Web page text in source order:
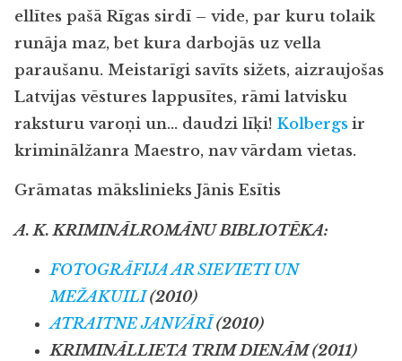
ellītes pašā Rīgas sirdī – vide, par kuru tolaik
runāja maz, bet kura darbojās uz vella
paraušanu. Meistarīgi savīts sižets, aizraujošas
Latvijas vēstures lappusītes, rāmi latvisku
raksturu varoņi un… daudzi līķi! Kolbergsir
kriminālžanra Maestro, nav vārdam vietas.
Grāmatas mākslinieks Jānis Esītis
A. K. KRIMINĀLROMĀNU BIBLIOTĒKA:
FOTOGRĀFIJA AR SIEVIETI UN
MEŽAKUILI(2010)
ATRAITNE JANVĀRĪ(2010)
KRIMINĀLLIETA TRIM DIENĀM (2011)